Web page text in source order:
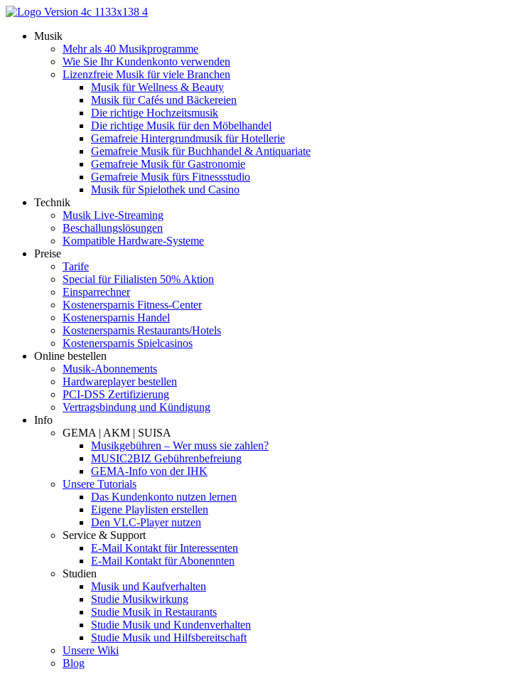
Zum
springenMusik
Mehr als 40 Musikprogramme
Wie Sie Ihr Kundenkonto verwenden
Lizenzfreie Musik für viele Branchen
Musik für Wellness & Beauty
Musik für Cafés und Bäckereien
Die richtige Hochzeitsmusik
Die richtige Musik für den Möbelhandel
Gemafreie Hintergrundmusik für Hotellerie
Gemafreie Musik für Buchhandel & Antiquariate
Gemafreie Musik für Gastronomie
Gemafreie Musik fürs Fitnessstudio
Musik für Spielothek und Casino
Technik
Musik Live-Streaming
Beschallungslösungen
Kompatible Hardware-Systeme
Preise
Tarife
Special für Filialisten 50% Aktion
Einsparrechner
Kostenersparnis Fitness-Center
Kostenersparnis Handel
Kostenersparnis Restaurants/Hotels
Kostenersparnis Spielcasinos
Online bestellen
Musik-Abonnements
Hardwareplayer bestellen
PCI-DSS Zertifizierung
Vertragsbindung und Kündigung
Info
GEMA | AKM | SUISA
Musikgebühren – Wer muss sie zahlen?
MUSIC2BIZ Gebührenbefreiung
GEMA-Info von der IHK
Unsere Tutorials
Das Kundenkonto nutzen lernen
Eigene Playlisten erstellen
Den VLC-Player nutzen
Service & Support
E-Mail Kontakt für Interessenten
E-Mail Kontakt für Abonennten
Studien
Musik und Kaufverhalten
Studie Musikwirkung
Studie Musik in Restaurants
Studie Musik und Kundenverhalten
Studie Musik und Hilfsbereitschaft
Unsere Wiki
Blog